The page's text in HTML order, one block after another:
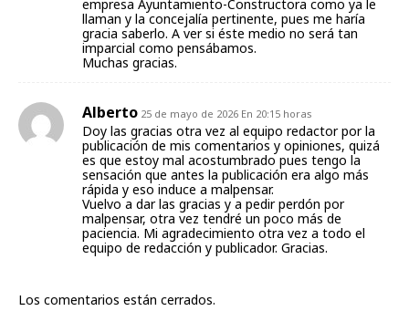
empresa Ayuntamiento-Constructora como ya le
llaman y la concejalía pertinente, pues me haría
gracia saberlo. A ver si éste medio no será tan
imparcial como pensábamos.
Muchas gracias.
Alberto 25 de mayo de 2026 En 20:15 horas
Doy las gracias otra vez al equipo redactor por la
publicación de mis comentarios y opiniones, quizá
es que estoy mal acostumbrado pues tengo la
sensación que antes la publicación era algo más
rápida y eso induce a malpensar.
Vuelvo a dar las gracias y a pedir perdón por
malpensar, otra vez tendré un poco más de
paciencia. Mi agradecimiento otra vez a todo el
equipo de redacción y publicador. Gracias.
Los comentarios están cerrados.